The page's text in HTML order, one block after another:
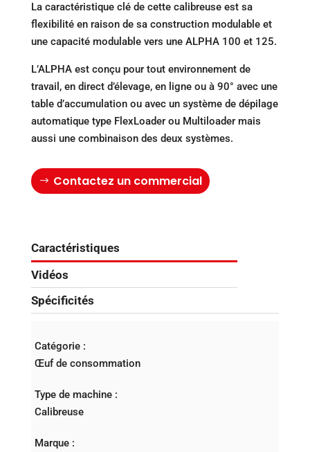
La caractéristique clé de cette calibreuse est sa
flexibilité en raison de sa construction modulable et
une capacité modulable vers une ALPHA 100 et 125.
L’ALPHA est conçu pour tout environnement de
travail, en direct d’élevage, en ligne ou à 90° avec une
table d’accumulation ou avec un système de dépilage
automatique type FlexLoader ou Multiloader mais
aussi une combinaison des deux systèmes.
Contactez un commercial
Caractéristiques
Vidéos
Spécificités
Catégorie :
Œuf de consommation
Type de machine :
Calibreuse
Marque :